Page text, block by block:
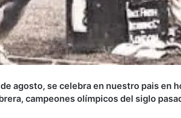
agosto, se celebra en nuestro pais en
campeones olímpicos del siglo